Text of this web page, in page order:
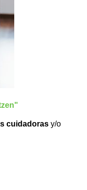
cuidadorasy/o